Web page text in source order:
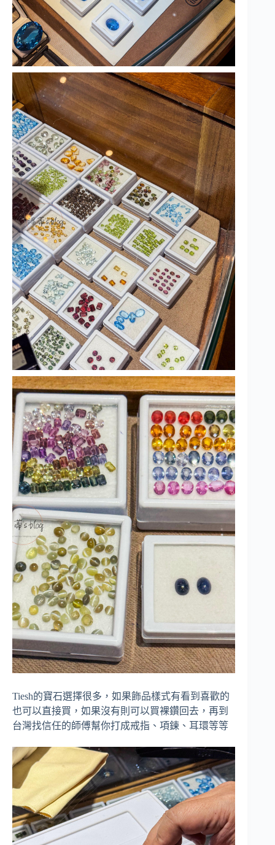
Tiesh的寶石選擇很多，如果飾品樣式有看到喜歡的
也可以直接買，如果沒有則可以買裸鑽回去，再到
台灣找信任的師傅幫你打成戒指、項鍊、耳環等等